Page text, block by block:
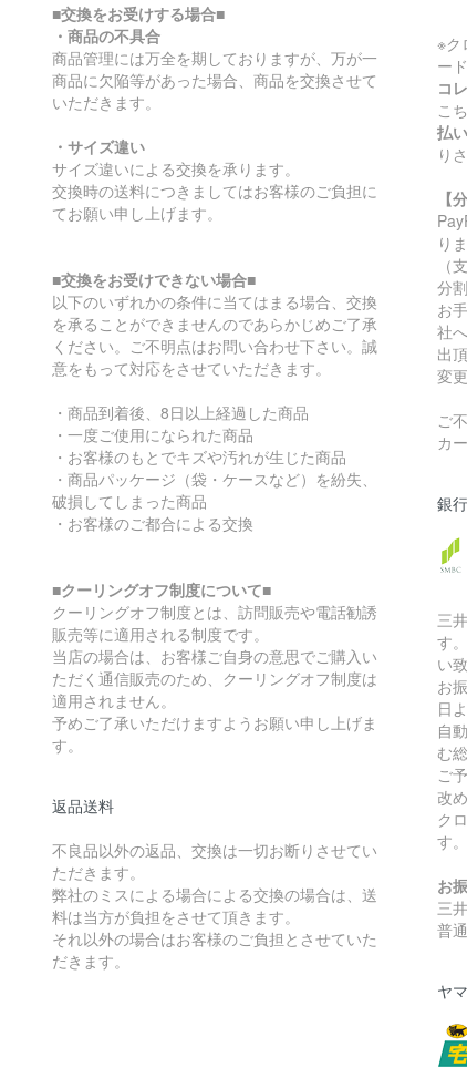
■交換をお受けする場合■
・商品の不具合
商品管理には万全を期しておりますが、万が一
商品に欠陥等があった場合、商品を交換させて
いただきます。
・サイズ違い
サイズ違いによる交換を承ります。
交換時の送料につきましてはお客様のご負担に
てお願い申し上げます。
■交換をお受けできない場合■
以下のいずれかの条件に当てはまる場合、交換
を承ることができませんのであらかじめご了承
ください。ご不明点はお問い合わせ下さい。誠
意をもって対応をさせていただきます。
・商品到着後、8日以上経過した商品
・一度ご使用になられた商品
・お客様のもとでキズや汚れが生じた商品
・商品パッケージ（袋・ケースなど）を紛失、
破損してしまった商品
・お客様のご都合による交換
■クーリングオフ制度について■
クーリングオフ制度とは、訪問販売や電話勧誘
販売等に適用される制度です。
当店の場合は、お客様ご自身の意思でご購入い
ただく通信販売のため、クーリングオフ制度は
適用されません。
予めご了承いただけますようお願い申し上げま
す。
返品送料
不良品以外の返品、交換は一切お断りさせてい
ただきます。
弊社のミスによる場合による交換の場合は、送
料は当方が負担をさせて頂きます。
それ以外の場合はお客様のご負担とさせていた
だきます。
※ク
ー
コ
こ
払い
り
【
り
（
分
お
社
出
変
ご
カ
銀
三
す
い
お
日
自
む
ご
改
ク
す。
お
三
普
ヤ